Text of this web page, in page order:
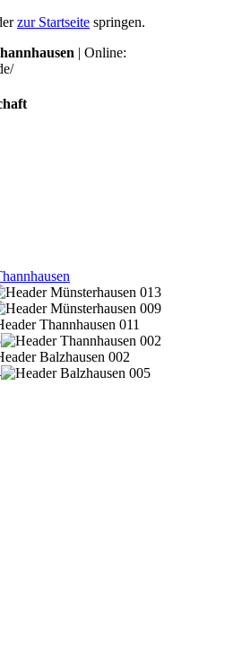
zur Startseite springen.
| Online: